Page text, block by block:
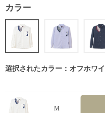
カラー
選択されたカラー：オフホワイ
M